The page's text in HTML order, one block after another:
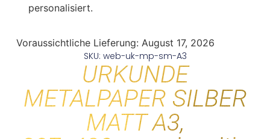
personalisiert.
Voraussichtliche Lieferung: August 17, 2026
SKU: web-uk-mp-sm-A3
URKUNDE
METALPAPER SILBER
MATT A3,